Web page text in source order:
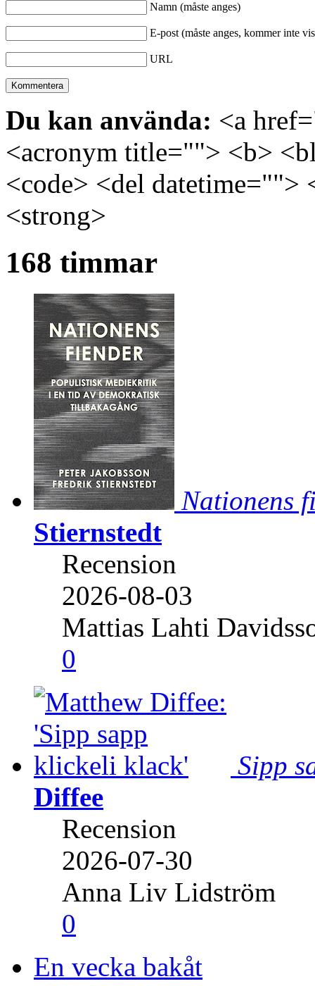
Namn (måste anges)
E-post (måste anges, kommer inte
URL
Du kan använda: <a
<acronym title=""> <b>
<code> <del
<strong>
168 timmar
Nationens
Stiernstedt
Recension
2026-08-03
Mattias Lahti
0
Sipp
Diffee
Recension
2026-07-30
Anna Liv Lidström
0
En vecka bakåt